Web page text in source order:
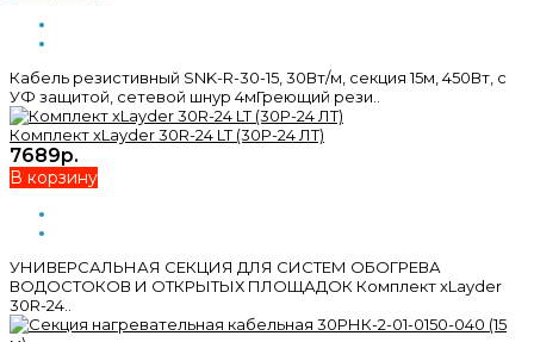
Кабель резистивный SNK-R-30-15, 30Вт/м, секция 15м, 450Вт, с
УФ защитой, сетевой шнур 4мГреющий рези..
Комплект xLayder 30R-24 LT (30Р-24 ЛТ)
7689р.
В корзину
УНИВЕРСАЛЬНАЯ СЕКЦИЯ ДЛЯ СИСТЕМ ОБОГРЕВА
ВОДОСТОКОВ И ОТКРЫТЫХ ПЛОЩАДОК Комплект xLayder
30R-24..